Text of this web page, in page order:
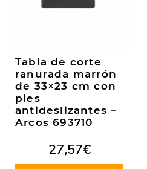
Tabla de corte
ranurada marrón
de 33×23 cm con
pies
antideslizantes –
Arcos 693710
27,57€